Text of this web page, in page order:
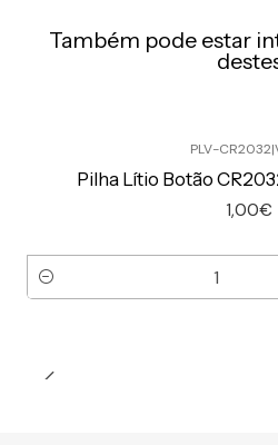
Também pode estar
PLV-CR2032|
Pilha Lítio Botão
1,00€
Quantidade